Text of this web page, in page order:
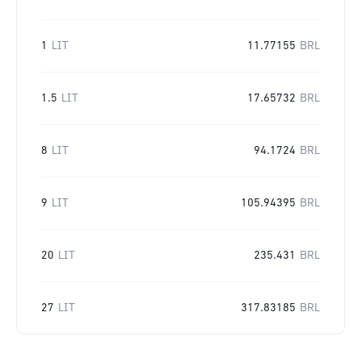
1 LIT 11.77155 BRL
1.5 LIT 17.65732 BRL
8 LIT 94.1724 BRL
9 LIT 105.94395 BRL
20 LIT 235.431 BRL
27 LIT 317.83185 BRL